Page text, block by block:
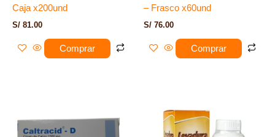
Caja x200und
S/ 81.00
Comprar
– Frasco x60und
S/ 76.00
Comprar